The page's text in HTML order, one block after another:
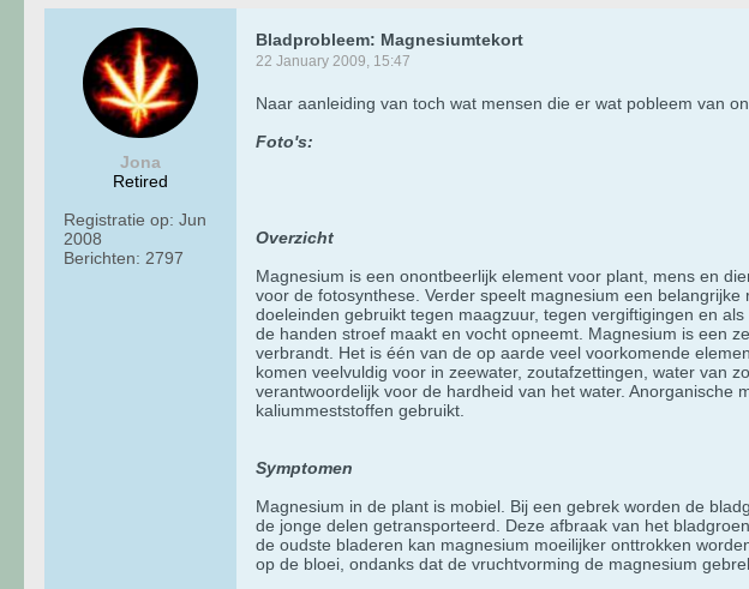
Jona
Retired
Registratie op: Jun
2008
Berichten: 2797
Bladprobleem: Magnesiumtekort
22 January 2009, 15:47
Naar aanleiding van toch wat mensen die er wat pobleem van
Foto's:
Overzicht
Magnesium is een onontbeerlijk element voor plant, mens en
voor de fotosynthese. Verder speelt magnesium een
doeleinden gebruikt tegen maagzuur, tegen vergiftigingen en
de handen stroef maakt en vocht opneemt. Magnesium is een
verbrandt. Het is één van de op aarde veel voorkomende
komen veelvuldig voor in zeewater, zoutafzettingen, water van
verantwoordelijk voor de hardheid van het water.
kaliummeststoffen gebruikt.
Symptomen
Magnesium in de plant is mobiel. Bij een gebrek worden de
de jonge delen getransporteerd. Deze afbraak van het
de oudste bladeren kan magnesium moeilijker onttrokken
op de bloei, ondanks dat de vruchtvorming de magnesium